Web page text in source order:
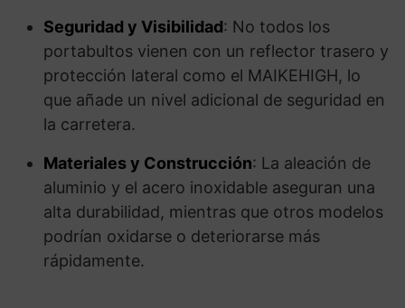
Seguridad y Visibilidad: No todos los
portabultos vienen con un reflector trasero y
protección lateral como el MAIKEHIGH, lo
que añade un nivel adicional de seguridad en
la carretera.
Materiales y Construcción: La aleación de
aluminio y el acero inoxidable aseguran una
alta durabilidad, mientras que otros modelos
podrían oxidarse o deteriorarse más
rápidamente.